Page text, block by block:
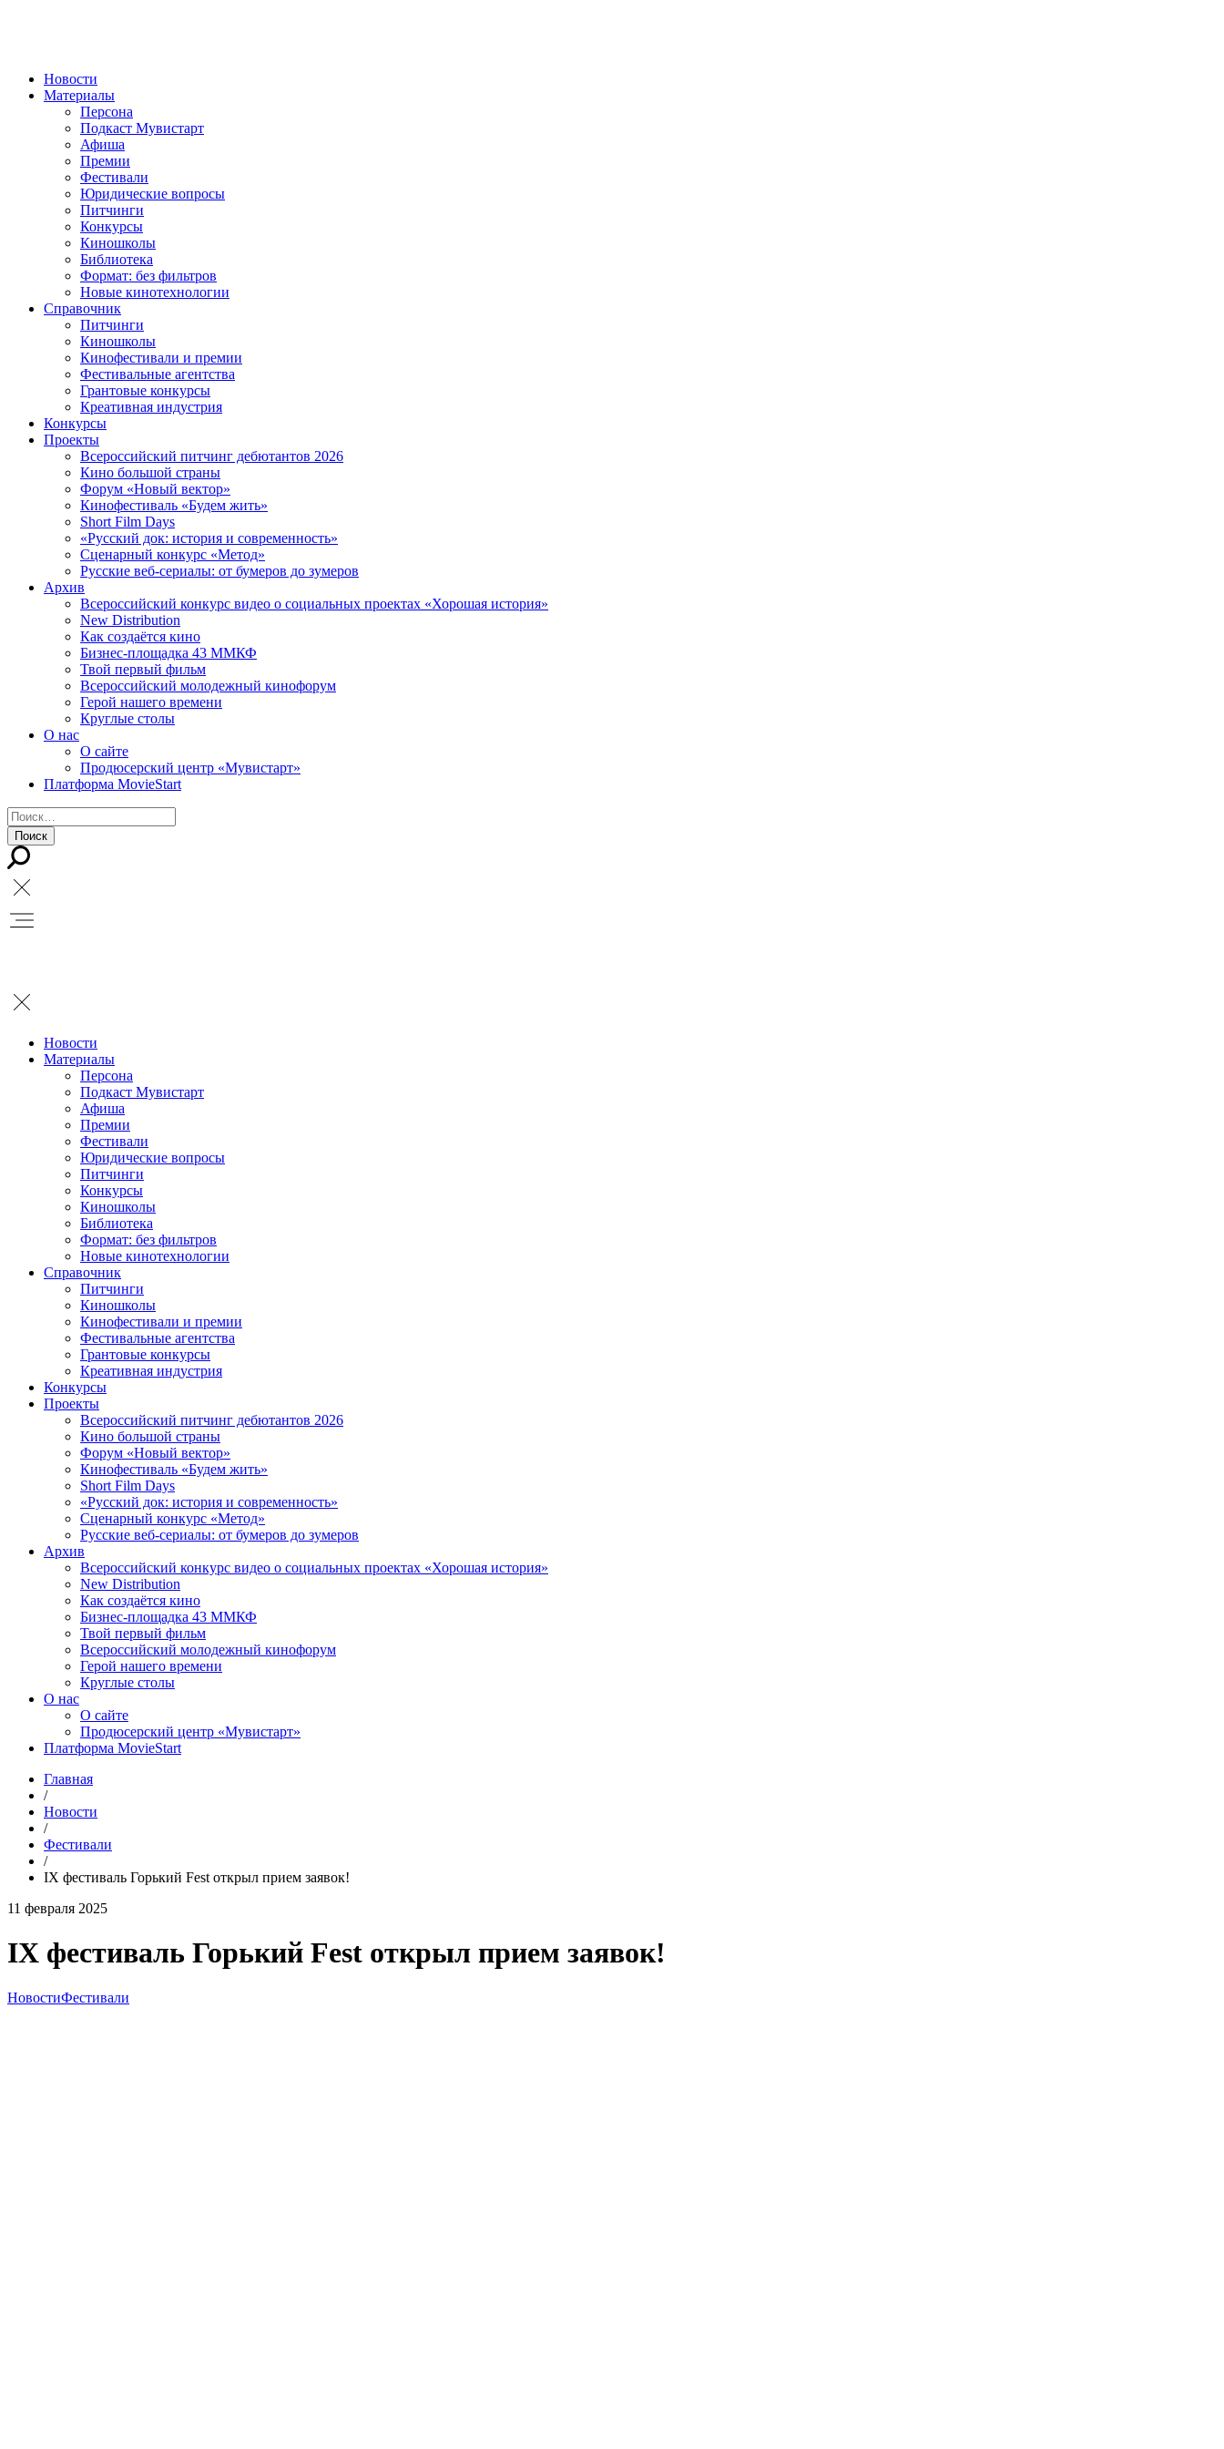
Новости
Материалы
Персона
Подкаст Мувистарт
Афиша
Премии
Фестивали
Юридические вопросы
Питчинги
Конкурсы
Киношколы
Библиотека
Формат: без фильтров
Новые кинотехнологии
Справочник
Питчинги
Киношколы
Кинофестивали и премии
Фестивальные агентства
Грантовые конкурсы
Креативная индустрия
Конкурсы
Проекты
Всероссийский питчинг дебютантов 2026
Кино большой страны
Форум «Новый вектор»
Кинофестиваль «Будем жить»
Short Film Days
«Русский док: история и современность»
Сценарный конкурс «Метод»
Русские веб-сериалы: от бумеров до зумеров
Архив
Всероссийский конкурс видео о социальных проектах «Хорошая история»
New Distribution
Как создаётся кино
Бизнес-площадка 43 ММКФ
Твой первый фильм
Всероссийский молодежный кинофорум
Герой нашего времени
Круглые столы
О нас
О сайте
Продюсерский центр «Мувистарт»
Платформа MovieStart
Новости
Материалы
Персона
Подкаст Мувистарт
Афиша
Премии
Фестивали
Юридические вопросы
Питчинги
Конкурсы
Киношколы
Библиотека
Формат: без фильтров
Новые кинотехнологии
Справочник
Питчинги
Киношколы
Кинофестивали и премии
Фестивальные агентства
Грантовые конкурсы
Креативная индустрия
Конкурсы
Проекты
Всероссийский питчинг дебютантов 2026
Кино большой страны
Форум «Новый вектор»
Кинофестиваль «Будем жить»
Short Film Days
«Русский док: история и современность»
Сценарный конкурс «Метод»
Русские веб-сериалы: от бумеров до зумеров
Архив
Всероссийский конкурс видео о социальных проектах «Хорошая история»
New Distribution
Как создаётся кино
Бизнес-площадка 43 ММКФ
Твой первый фильм
Всероссийский молодежный кинофорум
Герой нашего времени
Круглые столы
О нас
О сайте
Продюсерский центр «Мувистарт»
Платформа MovieStart
Главная
/
Новости
/
Фестивали
/
IX фестиваль Горький Fest открыл прием заявок!
11 февраля 2025
IX фестиваль Горький Fest открыл прием заявок!
НовостиФестивали